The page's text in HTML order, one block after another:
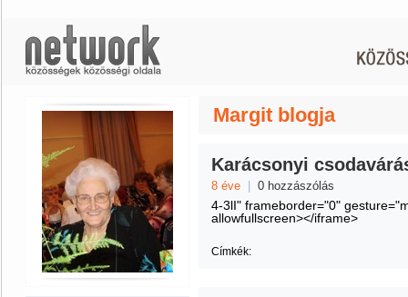
Margit blogja
Karácsonyi
8 éve 0 hozzászólás
4-3lI" frameborder="0"
allowfullscreen></iframe>
Címkék: